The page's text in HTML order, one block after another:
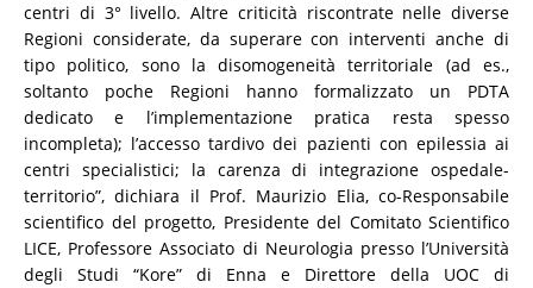
centri di 3° livello. Altre criticità riscontrate nelle diverse
Regioni considerate, da superare con interventi anche di
tipo politico, sono la disomogeneità territoriale (ad es.,
soltanto poche Regioni hanno formalizzato un PDTA
dedicato e l’implementazione pratica resta spesso
incompleta); l’accesso tardivo dei pazienti con epilessia ai
centri specialistici; la carenza di integrazione ospedale-
territorio”, dichiara il Prof. Maurizio Elia, co-Responsabile
scientifico del progetto, Presidente del Comitato Scientifico
LICE, Professore Associato di Neurologia presso l’Università
degli Studi “Kore” di Enna e Direttore della UOC di